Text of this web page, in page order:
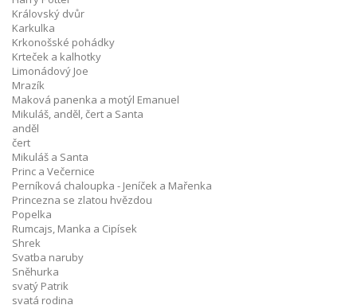
Královský dvůr
Karkulka
Krkonošské pohádky
Krteček a kalhotky
Limonádový Joe
Mrazík
Maková panenka a motýl Emanuel
Mikuláš, anděl, čert a Santa
anděl
čert
Mikuláš a Santa
Princ a Večernice
Perníková chaloupka - Jeníček a Mařenka
Princezna se zlatou hvězdou
Popelka
Rumcajs, Manka a Cipísek
Shrek
Svatba naruby
Sněhurka
svatý Patrik
svatá rodina